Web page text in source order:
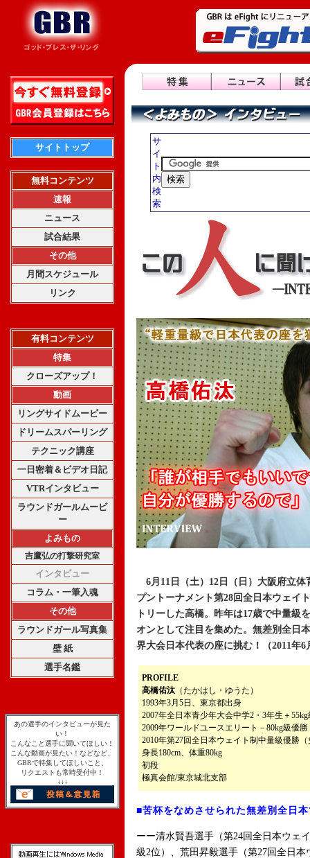
サイトトップ
無料コンテンツ
速報
ニュース
試合結果
その他
月間スケジュール
リンク
有料コンテンツ
特集
クローズアップ！
動画
リングサイドムービー
ドリームスパーリング
テクニック講座
一日密着＆ビデオ日記
VTRインタビュー
ラウンドガールムービ
ー
よみもの
吉鷹弘の打撃研究室
インタビュー
コラム・一筆入魂
その他
ラウンドガール写真集
壁 紙
選手名鑑
あの選手のインタビューが見た
い！
こんなこと選手に聞いてほしい！
こんな動画が見たい！などなど、
GBRで特集してほしいこと、
リクエストも常時受付中！
↓↓↓
サ
イ
ト
内
検
索
6月11日（土）12日（日）大阪府立体
プントーナメント第28回全日本ウェイ
トリーした高橋。昨年は17歳で中量級
オンとして注目を集めた。無差別全日
界大会日本代表の座に挑む！（2011年6
PROFILE
高橋佑汰 （たかはし・ゆうた）
1993年3月5日、東京都出身
2007年全日本青少年大会中学2・3年生＋
2009年ワールドユースエリート－80kg級優勝
2010年第27回全日本ウェイト制中量級優勝
身長180cm、体重80kg
初段
極真会館/東京城北支部
■苦杯をなめさせられた無差別全日
ーー清水賢吾選手（第24回全日本ウェ
級2位）、荒田昇毅選手（第27回全日